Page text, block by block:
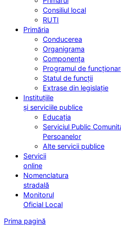
Consiliul local
RUTI
Primăria
Conducerea
Organigrama
Componența
Programul de
Statul de funcții
Extrase din legislație
Instituțiile
și serviciile publice
Educația
Serviciul Public
Persoanelor
Alte servicii publice
Servicii
online
Nomenclatura
stradală
Monitorul
Oficial Local
Prima pagină